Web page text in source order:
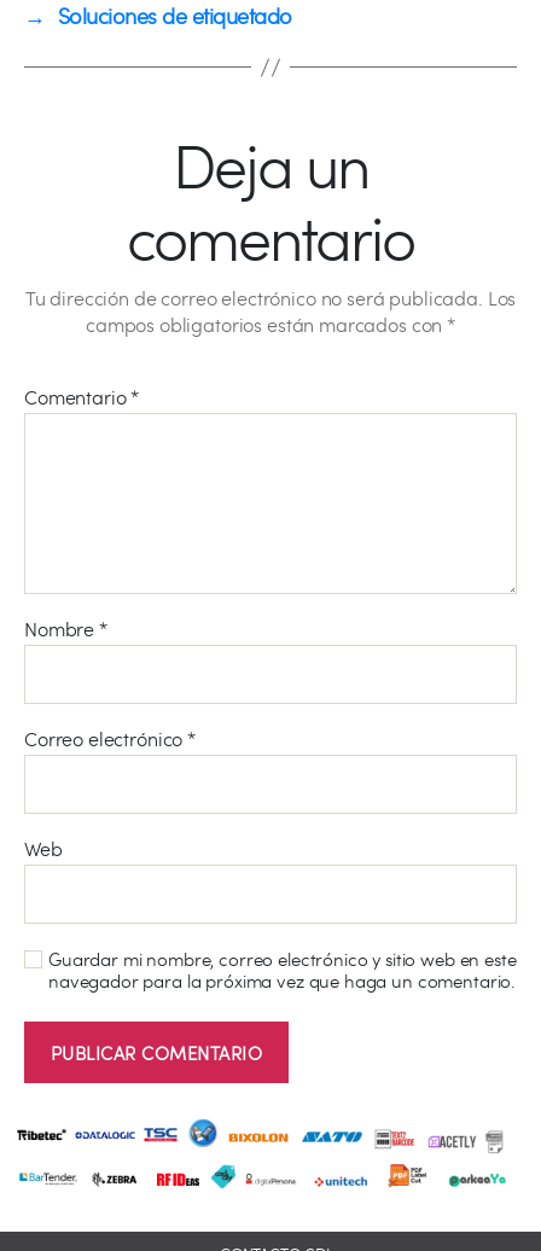
→ Soluciones de etiquetado
Deja un
comentario
Tu dirección de correo electrónico no será publicada. Los
campos obligatorios están marcados con*
Comentario*
Nombre*
Correo electrónico*
Web
Guardar mi nombre, correo electrónico y sitio web en este
navegador para la próxima vez que haga un comentario.